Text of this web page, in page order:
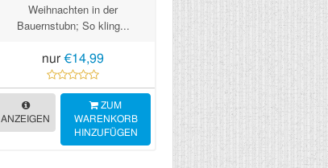
Weihnachten in der
Bauernstubn; So kling...
nur €14,99
ANZEIGEN
ZUM
WARENKORB
HINZUFÜGEN